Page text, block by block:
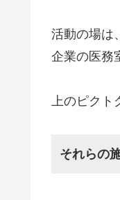
活動の場は
企業の医務
上のピク
それらの